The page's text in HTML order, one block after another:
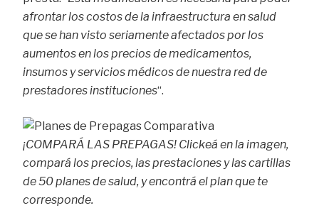
afrontar los costos de la infraestructura en salud
que se han visto seriamente afectados por los
aumentos en los precios de medicamentos,
insumos y servicios médicos de nuestra red de
prestadores instituciones“.
¡COMPARÁ LAS PREPAGAS! Clickeá en la imagen,
compará los precios, las prestaciones y las cartillas
de 50 planes de salud, y encontrá el plan que te
corresponde.